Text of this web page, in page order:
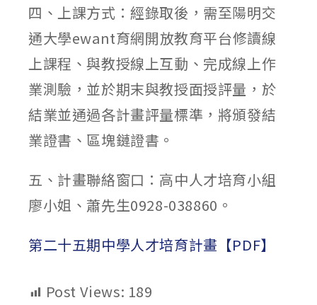
四、上課方式：經錄取後，需至陽明交
通大學ewant育網開放教育平台修讀線
上課程、與教授線上互動、完成線上作
業測驗，並於期末與教授面授評量，於
結業並通過各計畫評量標準，將頒發結
業證書、區塊鏈證書。
五、計畫聯絡窗口：高中人才培育小組
廖小姐、蕭先生0928-038860。
第二十五期中學人才培育計畫【PDF】
Post Views: 189